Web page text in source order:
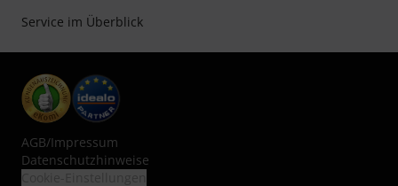
Service im Überblick
AGB/Impressum
Datenschutzhinweise